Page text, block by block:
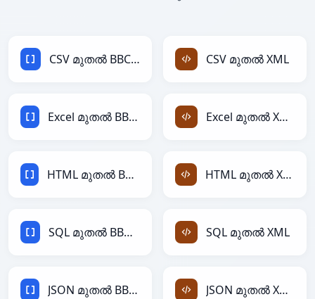
CSV മുതൽ BBCode CSV മുതൽ XML
Excel മുതൽ BBCode Excel മുതൽ XML
HTML മുതൽ BBCode HTML മുതൽ XML
SQL മുതൽ BBCode SQL മുതൽ XML
JSON മുതൽ BBCode JSON മുതൽ XML